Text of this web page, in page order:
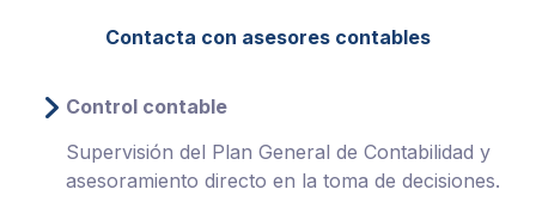
Contacta con asesores contables
Control contable
Supervisión del Plan General de Contabilidad y
asesoramiento directo en la toma de decisiones.